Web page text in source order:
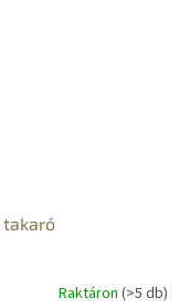
Raktáron (>5 db)